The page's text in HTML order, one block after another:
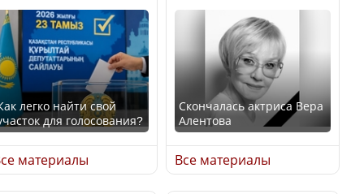
легко найти свой
для голосования?
материалы
Скончалась актриса Вера
Алентова
Все материалы